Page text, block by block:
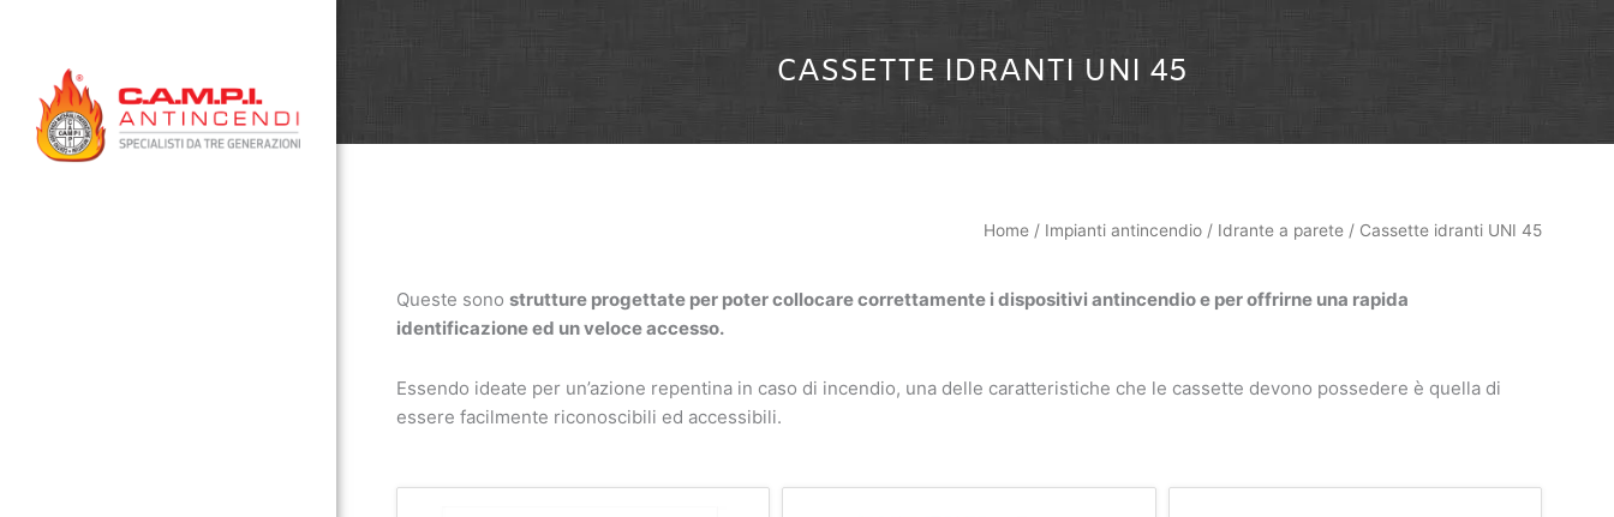
contenuto
CASSETTE IDRANTI UNI 45
Home / Impianti antincendio / Idrante a parete / Cassette idranti UNI 45
Queste sono strutture progettate per poter collocare correttamente i dispositivi antincendio e per offrirne una rapida
identificazione ed un veloce accesso.
Essendo ideate per un’azione repentina in caso di incendio, una delle caratteristiche che le cassette devono possedere è quella di
essere facilmente riconoscibili ed accessibili.